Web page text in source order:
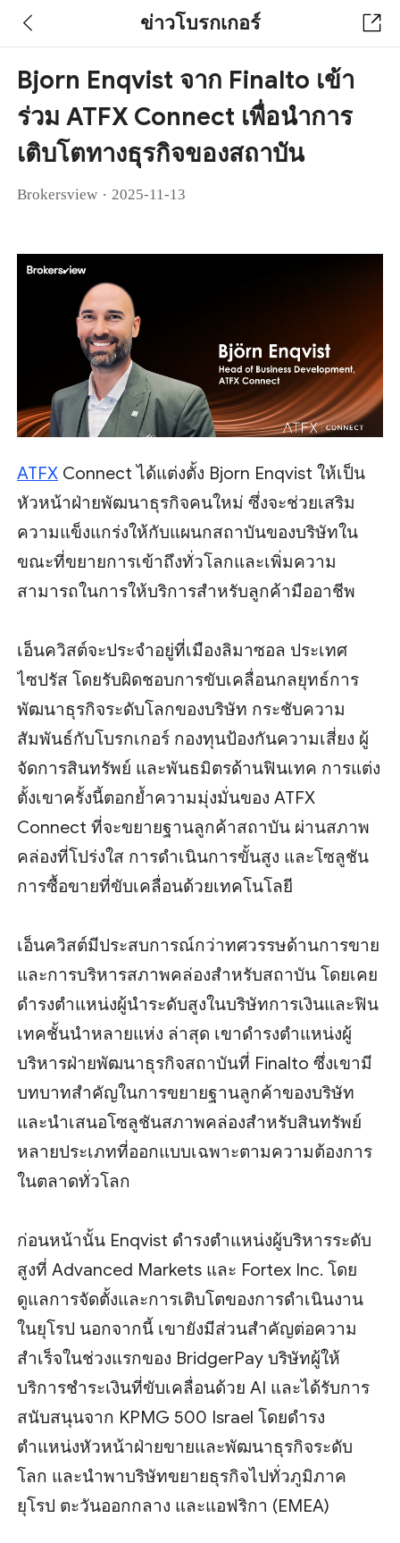
ข่าวโบรกเกอร์
Bjorn Enqvist จาก Finalto เข้า
ร่วม ATFX Connect เพื่อนำการ
เติบโตทางธุรกิจของสถาบัน
Brokersview · 2025-11-13
ATFX Connect ได้แต่งตั้ง Bjorn Enqvist ให้เป็น
หัวหน้าฝ่ายพัฒนาธุรกิจคนใหม่ ซึ่งจะช่วยเสริม
ความแข็งแกร่งให้กับแผนกสถาบันของบริษัทใน
ขณะที่ขยายการเข้าถึงทั่วโลกและเพิ่มความ
สามารถในการให้บริการสำหรับลูกค้ามืออาชีพ
เอ็นควิสต์จะประจำอยู่ที่เมืองลิมาซอล ประเทศ
ไซปรัส โดยรับผิดชอบการขับเคลื่อนกลยุทธ์การ
พัฒนาธุรกิจระดับโลกของบริษัท กระชับความ
สัมพันธ์กับโบรกเกอร์ กองทุนป้องกันความเสี่ยง ผู้
จัดการสินทรัพย์ และพันธมิตรด้านฟินเทค การแต่ง
ตั้งเขาครั้งนี้ตอกย้ำความมุ่งมั่นของ ATFX
Connect ที่จะขยายฐานลูกค้าสถาบัน ผ่านสภาพ
คล่องที่โปร่งใส การดำเนินการขั้นสูง และโซลูชัน
การซื้อขายที่ขับเคลื่อนด้วยเทคโนโลยี
เอ็นควิสต์มีประสบการณ์กว่าทศวรรษด้านการขาย
และการบริหารสภาพคล่องสำหรับสถาบัน โดยเคย
ดำรงตำแหน่งผู้นำระดับสูงในบริษัทการเงินและฟิน
เทคชั้นนำหลายแห่ง ล่าสุด เขาดำรงตำแหน่งผู้
บริหารฝ่ายพัฒนาธุรกิจสถาบันที่ Finalto ซึ่งเขามี
บทบาทสำคัญในการขยายฐานลูกค้าของบริษัท
และนำเสนอโซลูชันสภาพคล่องสำหรับสินทรัพย์
หลายประเภทที่ออกแบบเฉพาะตามความต้องการ
ในตลาดทั่วโลก
ก่อนหน้านั้น Enqvist ดำรงตำแหน่งผู้บริหารระดับ
สูงที่ Advanced Markets และ Fortex Inc. โดย
ดูแลการจัดตั้งและการเติบโตของการดำเนินงาน
ในยุโรป นอกจากนี้ เขายังมีส่วนสำคัญต่อความ
สำเร็จในช่วงแรกของ BridgerPay บริษัทผู้ให้
บริการชำระเงินที่ขับเคลื่อนด้วย AI และได้รับการ
สนับสนุนจาก KPMG 500 Israel โดยดำรง
ตำแหน่งหัวหน้าฝ่ายขายและพัฒนาธุรกิจระดับ
โลก และนำพาบริษัทขยายธุรกิจไปทั่วภูมิภาค
ยุโรป ตะวันออกกลาง และแอฟริกา (EMEA)